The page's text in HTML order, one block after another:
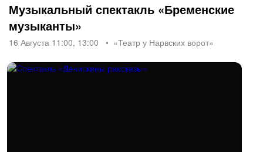
Музыкальный спектакль «Бременские
музыканты»
16 Августа 11:00, 13:00 «Театр у Нарвских ворот»